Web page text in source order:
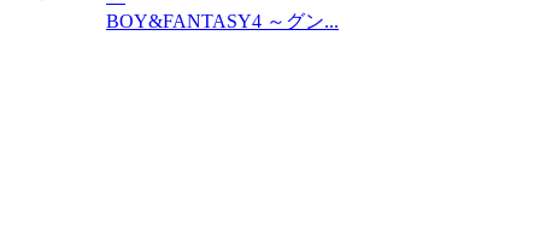
BOY&FANTASY4 ～グン...